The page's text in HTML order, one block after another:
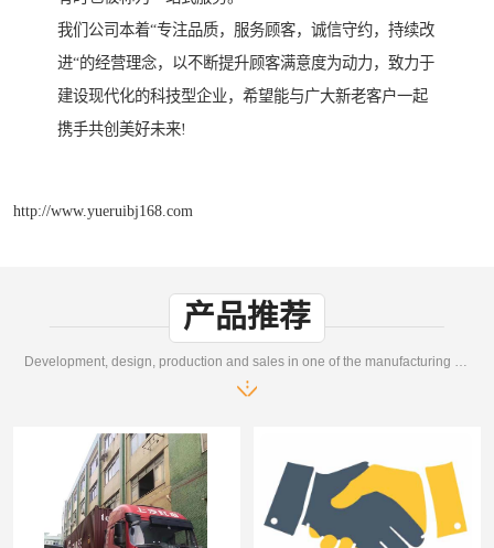
我们公司本着“专注品质，服务顾客，诚信守约，持续改
进“的经营理念，以不断提升顾客满意度为动力，致力于
建设现代化的科技型企业，希望能与广大新老客户一起
携手共创美好未来!
http://www.yueruibj168.com
产品推荐
Development, design, production and sales in one of the manufacturing enterprises